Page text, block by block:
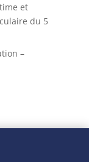
et
du 5
–